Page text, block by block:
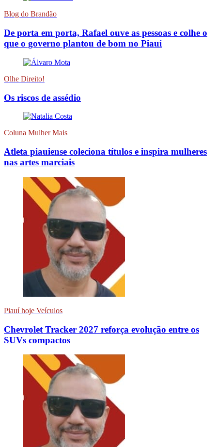
Blog do Brandão
De porta em porta, Rafael ouve as pessoas e colhe o
que o governo plantou de bom no Piauí
Olhe Direito!
Os riscos de assédio
Coluna Mulher Mais
Atleta piauiense coleciona títulos e inspira mulheres
nas artes marciais
Piauí hoje Veículos
Chevrolet Tracker 2027 reforça evolução entre os
SUVs compactos